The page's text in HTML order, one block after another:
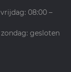
08:00 –
gesloten